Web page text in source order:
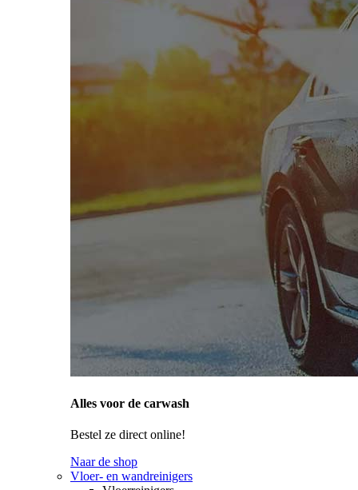
Alles voor de carwash
Bestel ze direct online!
Naar de shop
Vloer- en wandreinigers